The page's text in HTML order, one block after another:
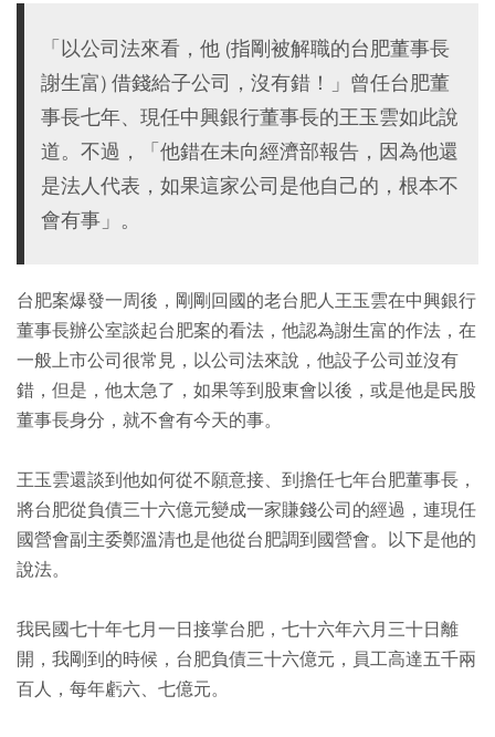
「以公司法來看，他 (指剛被解職的台肥董事長
謝生富) 借錢給子公司，沒有錯！」曾任台肥董
事長七年、現任中興銀行董事長的王玉雲如此說
道。不過，「他錯在未向經濟部報告，因為他還
是法人代表，如果這家公司是他自己的，根本不
會有事」。
台肥案爆發一周後，剛剛回國的老台肥人王玉雲在中興銀行
董事長辦公室談起台肥案的看法，他認為謝生富的作法，在
一般上市公司很常見，以公司法來說，他設子公司並沒有
錯，但是，他太急了，如果等到股東會以後，或是他是民股
董事長身分，就不會有今天的事。
王玉雲還談到他如何從不願意接、到擔任七年台肥董事長，
將台肥從負債三十六億元變成一家賺錢公司的經過，連現任
國營會副主委鄭溫清也是他從台肥調到國營會。以下是他的
說法。
我民國七十年七月一日接掌台肥，七十六年六月三十日離
開，我剛到的時候，台肥負債三十六億元，員工高達五千兩
百人，每年虧六、七億元。